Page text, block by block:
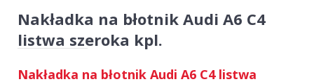
Nakładka na błotnik Audi A6 C4
listwa szeroka kpl.
Nakładka na błotnik Audi A6 C4 listwa